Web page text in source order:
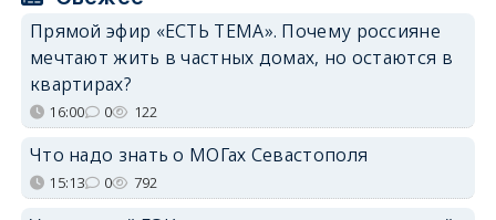
Прямой эфир «ЕСТЬ ТЕМА». Почему россияне
мечтают жить в частных домах, но остаются в
квартирах?
16:00 0 122
Что надо знать о МОГах Севастополя
15:13 0 792